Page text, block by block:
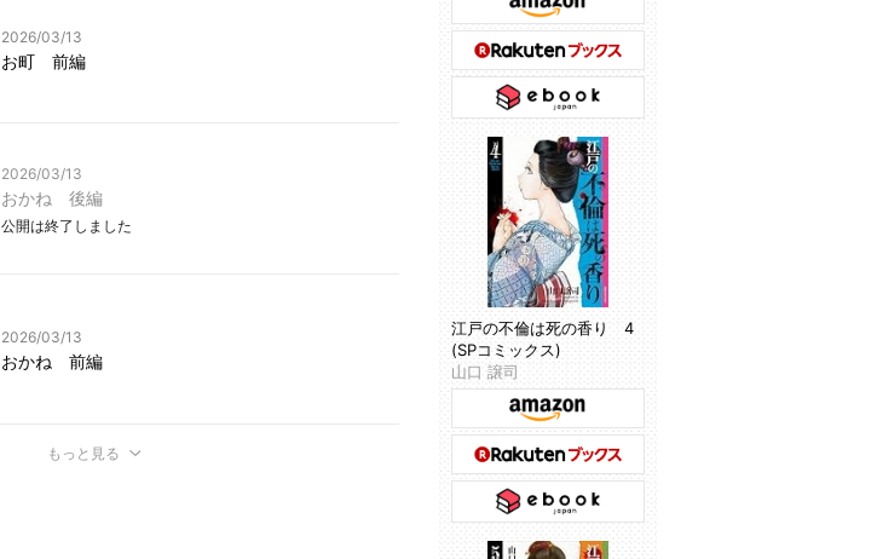
2026/03/13
お町 前編
2026/03/13
おかね 後編
公開は終了しました
2026/03/13
おかね 前編
もっと見る
江戸の不倫は死の香り 4
(SPコミックス)
山口 譲司